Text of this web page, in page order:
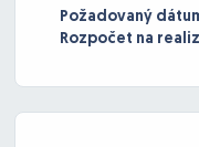
Požadovaný
Rozpočet na